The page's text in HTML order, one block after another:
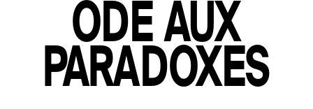
Votre numéro de commande
figure en haut du mail reçu lors de
la souscription de votre
abonnement.
ODE AUX
PARADOXES